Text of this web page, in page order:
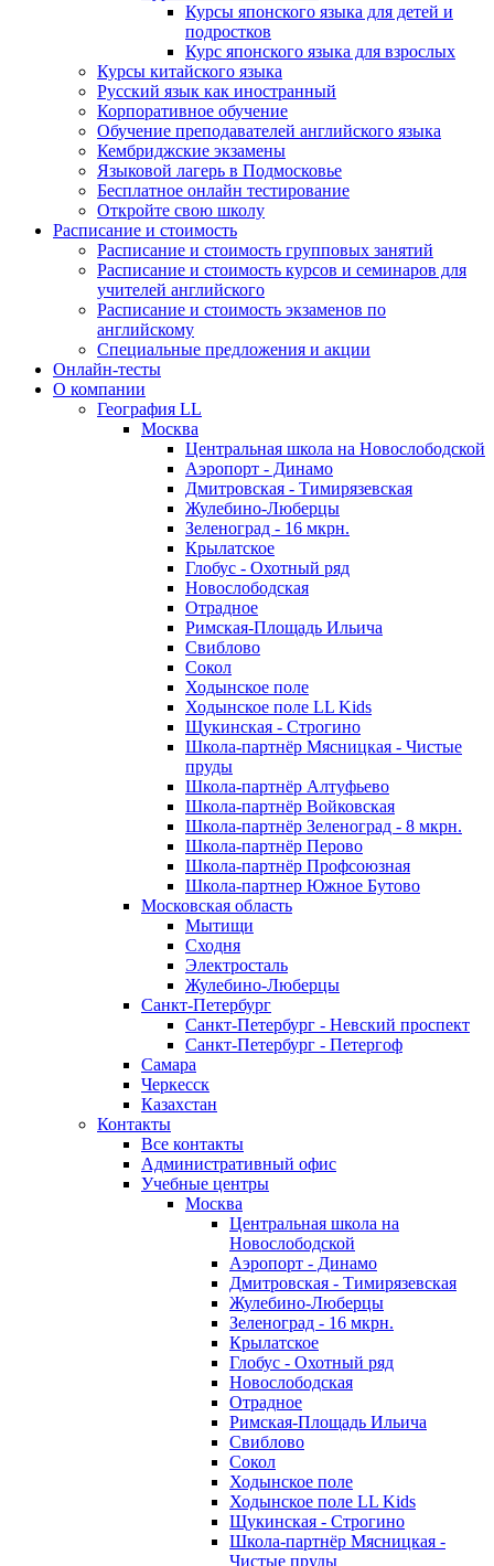
Курсы японского языка для детей и
подростков
Курс японского языка для взрослых
Курсы китайского языка
Русский язык как иностранный
Корпоративное обучение
Обучение преподавателей английского языка
Кембриджские экзамены
Языковой лагерь в Подмосковье
Бесплатное онлайн тестирование
Откройте свою школу
Расписание и стоимость
Расписание и стоимость групповых занятий
Расписание и стоимость курсов и семинаров для
учителей английского
Расписание и стоимость экзаменов по
английскому
Специальные предложения и акции
Онлайн-тесты
О компании
География LL
Москва
Центральная школа на Новослободской
Аэропорт - Динамо
Дмитровская - Тимирязевская
Жулебино-Люберцы
Зеленоград - 16 мкрн.
Крылатское
Глобус - Охотный ряд
Новослободская
Отрадное
Римская-Площадь Ильича
Свиблово
Сокол
Ходынское поле
Ходынское поле LL Kids
Щукинская - Строгино
Школа-партнёр Мясницкая - Чистые
пруды
Школа-партнёр Алтуфьево
Школа-партнёр Войковская
Школа-партнёр Зеленоград - 8 мкрн.
Школа-партнёр Перово
Школа-партнёр Профсоюзная
Школа-партнер Южное Бутово
Московская область
Мытищи
Сходня
Электросталь
Жулебино-Люберцы
Санкт-Петербург
Санкт-Петербург - Невский проспект
Санкт-Петербург - Петергоф
Самара
Черкесск
Казахстан
Контакты
Все контакты
Административный офис
Учебные центры
Москва
Центральная школа на
Новослободской
Аэропорт - Динамо
Дмитровская - Тимирязевская
Жулебино-Люберцы
Зеленоград - 16 мкрн.
Крылатское
Глобус - Охотный ряд
Новослободская
Отрадное
Римская-Площадь Ильича
Свиблово
Сокол
Ходынское поле
Ходынское поле LL Kids
Щукинская - Строгино
Школа-партнёр Мясницкая -
Чистые пруды